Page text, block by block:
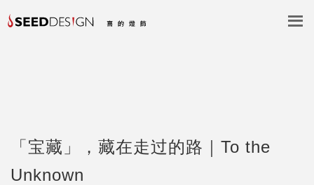
「宝藏」，藏在走过的路｜To the
Unknown